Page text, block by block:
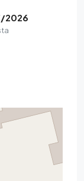
2026